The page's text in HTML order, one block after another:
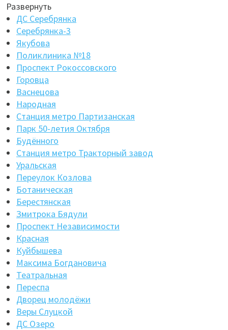
Развернуть
ДС Серебрянка
Серебрянка-3
Якубова
Поликлиника №18
Проспект Рокоссовского
Горовца
Васнецова
Народная
Станция метро Партизанская
Парк 50-летия Октября
Будённого
Станция метро Тракторный завод
Уральская
Переулок Козлова
Ботаническая
Берестянская
Змитрока Бядули
Проспект Независимости
Красная
Куйбышева
Максима Богдановича
Театральная
Переспа
Дворец молодёжи
Веры Слуцкой
ДС Озеро